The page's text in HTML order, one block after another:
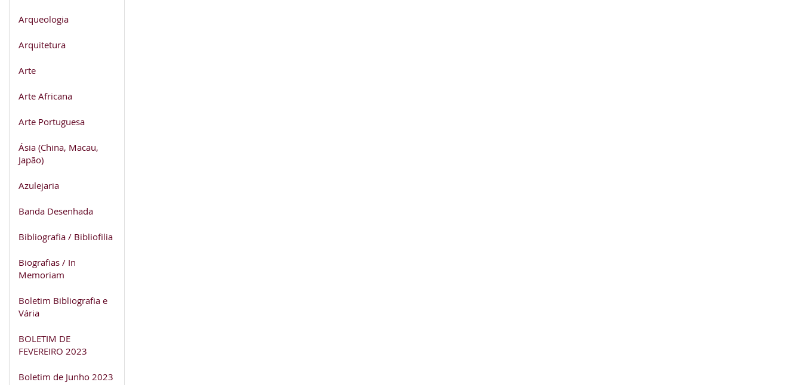
Arqueologia
Arquitetura
Arte
Arte Africana
Arte Portuguesa
Ásia (China, Macau,
Japão)
Azulejaria
Banda Desenhada
Bibliografia / Bibliofilia
Biografias / In
Memoriam
Boletim Bibliografia e
Vária
BOLETIM DE
FEVEREIRO 2023
Boletim de Junho 2023